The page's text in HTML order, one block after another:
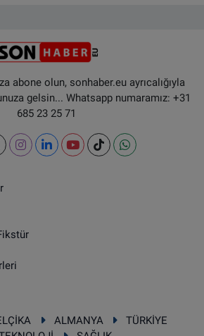
abone olun, sonhaber.eu ayrıcalığıyla
gelsin... Whatsapp numaramız: +31
685 23 25 71
ALMANYA
TÜRKİYE